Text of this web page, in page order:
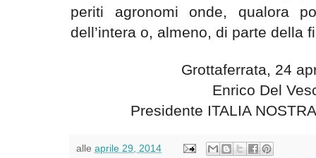
periti agronomi onde, qualora
dell’intera o, almeno, di parte della
Grottaferrata, 24
Enrico Del
Presidente ITALIA
alle aprile 29, 2014